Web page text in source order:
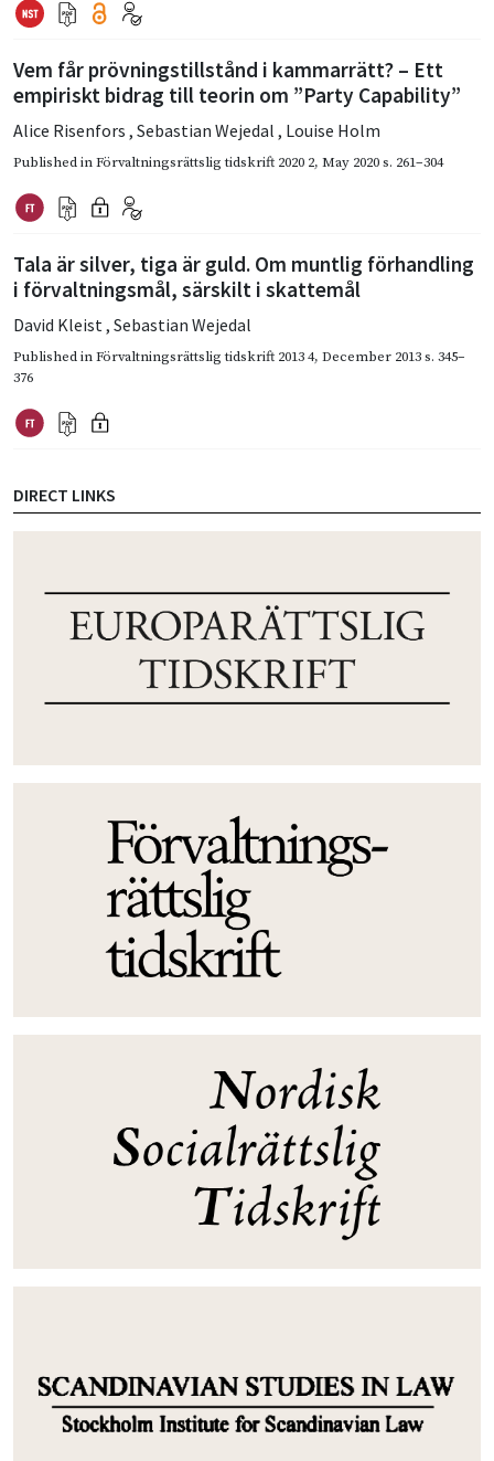
Vem får prövningstillstånd i kammarrätt? – Ett
empiriskt bidrag till teorin om ”Party Capability”
Alice Risenfors , Sebastian Wejedal , Louise Holm
Published inFörvaltningsrättslig tidskrift 2020 2, May 2020s. 261–304
Tala är silver, tiga är guld. Om muntlig förhandling
i förvaltningsmål, särskilt i skattemål
David Kleist, Sebastian Wejedal
Published inFörvaltningsrättslig tidskrift 2013 4, December 2013s. 345–
376
DIRECT LINKS